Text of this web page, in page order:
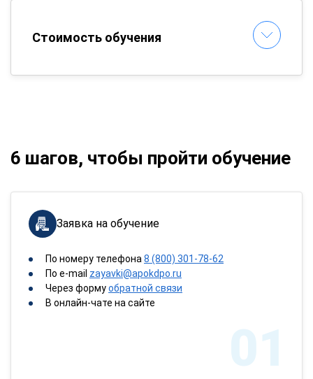
Стоимость обучения
6 шагов, чтобы пройти обучение
Заявка на обучение
По номеру телефона 8 (800) 301-78-62
По e-mail zayavki@apokdpo.ru
Через формуобратной связи
В онлайн-чате на сайте
01